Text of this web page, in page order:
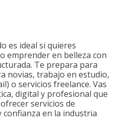
es ideal si quieres
emprender en belleza con
Te prepara para
novias, trabajo en estudio,
o servicios freelance. Vas
digital y profesional que
servicios de
confianza en la industria